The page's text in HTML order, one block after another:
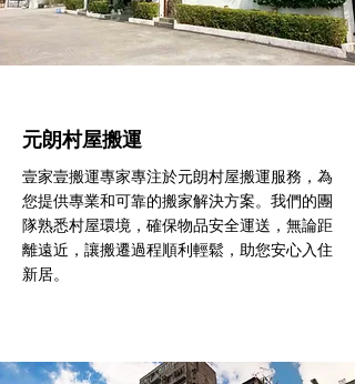
元朗村屋搬運
壹家壹搬運專家專注於元朗村屋搬運服務，為
您提供專業和可靠的搬家解決方案。我們的團
隊熟悉村屋環境，確保物品安全運送，無論距
離遠近，讓搬遷過程順利輕鬆，助您安心入住
新居。